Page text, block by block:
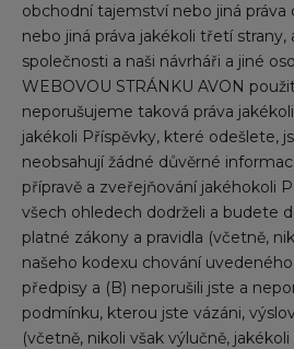
obchodní tajemství nebo jiná práva
nebo jiná práva jakékoli třetí strany,
společnosti a naši návrháři a jiné
WEBOVOU STRÁNKU AVON
neporušujeme taková práva
jakékoli Příspěvky, které odešlete,
neobsahují žádné důvěrné
přípravě a zveřejňování jakéhokoli
všech ohledech dodrželi a budete
platné zákony a pravidla (včetně,
našeho kodexu chování
předpisy a (B) neporušili jste a
podmínku, kterou jste vázáni,
(včetně, nikoli však výlučně,